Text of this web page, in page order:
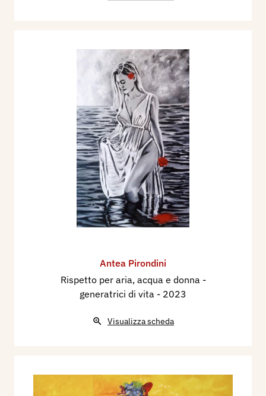
Antea Pirondini
Rispetto per aria, acqua e donna -
generatrici di vita - 2023
Visualizza scheda